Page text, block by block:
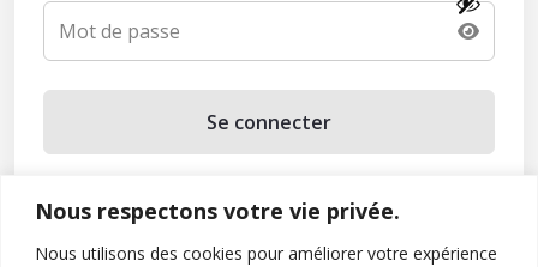
Nous respectons votre vie privée.
Nous utilisons des cookies pour améliorer votre expérience
Se connecter
Mot de passe oublié ?